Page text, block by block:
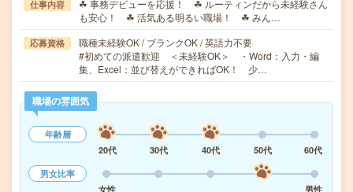
仕事内容
☘ 事務デビューを応援！ ☘ ルーティンだから未経験さん
も安心！ ☘ 活気ある明るい職場！ ☘ みん…
応募資格
職種未経験OK / ブランクOK / 英語力不要
#初めての派遣歓迎 ＜未経験OK＞ ・Word：入力・編
集、Excel：並び替えができればOK！ 少…
職場の雰囲気
年齢層
20代
30代 40代 50代
60代
男女比率
女性
男性